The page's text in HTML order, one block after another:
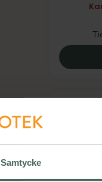
Samtycke